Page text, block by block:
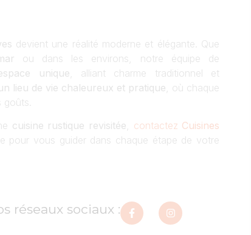
devient une réalité moderne et élégante. Que
ou dans les environs, notre équipe de
unique , alliant charme traditionnel et
lieu de vie chaleureux et pratique , où chaque
cuisine rustique revisitée, contactez Cuisines
pour vous guider dans chaque étape de votre
réseaux sociaux :